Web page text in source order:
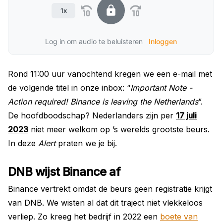
1x
Log in om audio te beluisteren Inloggen
Rond 11:00 uur vanochtend kregen we een e-mail met
de volgende titel in onze inbox: “Important Note -
Action required! Binance is leaving the Netherlands”.
De hoofdboodschap? Nederlanders zijn per 17 juli
2023 niet meer welkom op ’s werelds grootste beurs.
In deze Alertpraten we je bij.
DNB wijst Binance af
Binance vertrekt omdat de beurs geen registratie krijgt
van DNB. We wisten al dat dit traject niet vlekkeloos
verliep. Zo kreeg het bedrijf in 2022 een boete van